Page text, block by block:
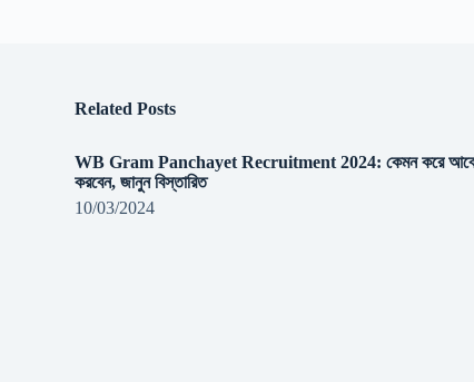
Related Posts
WB Gram Panchayet Recruitment 2024: কেমন করে
করবেন, জানুন বিস্তারিত
10/03/2024